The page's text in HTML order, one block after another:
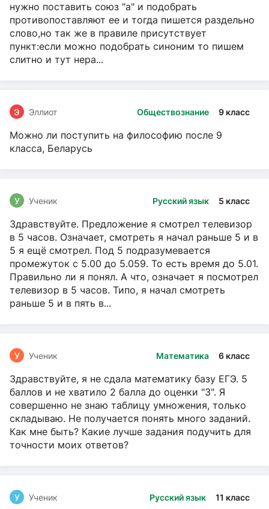
нужно поставить союз "а" и подобрать
противопоставляют ее и тогда пишется раздельно
слово,но так же в правиле присутствует
пункт:если можно подобрать синоним то пишем
слитно и тут нера...
Обществознание 9 класс
Э Эллиот
Можно ли поступить на философию после 9
класса, Беларусь
Русский язык 5 класс
У Ученик
Здравствуйте. Предложение я смотрел телевизор
в 5 часов. Означает, смотреть я начал раньше 5 и в
5 я ещё смотрел. Под 5 подразумевается
промежуток с 5.00 до 5.059. То есть время до 5.01.
Правильно ли я понял. А что, означает я посмотрел
телевизор в 5 часов. Типо, я начал смотреть
раньше 5 и в пять в...
Математика 6 класс
У Ученик
Здравствуйте, я не сдала математику базу ЕГЭ. 5
баллов и не хватило 2 балла до оценки "3". Я
совершенно не знаю таблицу умножения, только
складываю. Не получается понять много заданий.
Как мне быть? Какие лучше задания подучить для
точности моих ответов?
Русский язык 11 класс
У Ученик